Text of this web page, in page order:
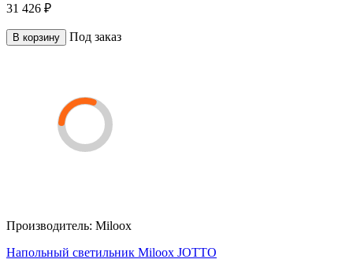
31 426 ₽
В корзину Под заказ
Производитель: Miloox
Напольный светильник Miloox JOTTO